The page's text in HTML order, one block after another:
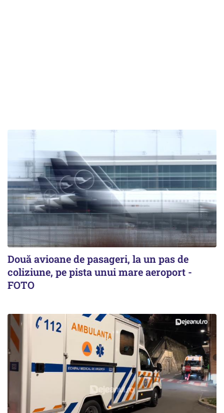
Două avioane de pasageri, la un pas de
coliziune, pe pista unui mare aeroport -
FOTO